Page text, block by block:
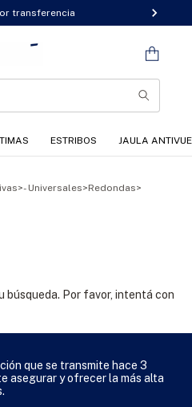
transferencia
ESTRIBOS JAULA
>- Universales>Redondas>
búsqueda. Por favor, intentá con
que se transmite hace 3
asegurar y ofrecer la más alta